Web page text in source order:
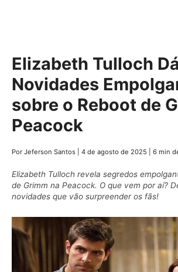
Elizabeth Tulloch Dá
Novidades
sobre o Reboot de
Peacock
Por Jeferson Santos 4 de agosto de 2025 6 min
Elizabeth Tulloch revela segredos
de Grimm na Peacock. O que vem por aí?
novidades que vão surpreender os fãs!